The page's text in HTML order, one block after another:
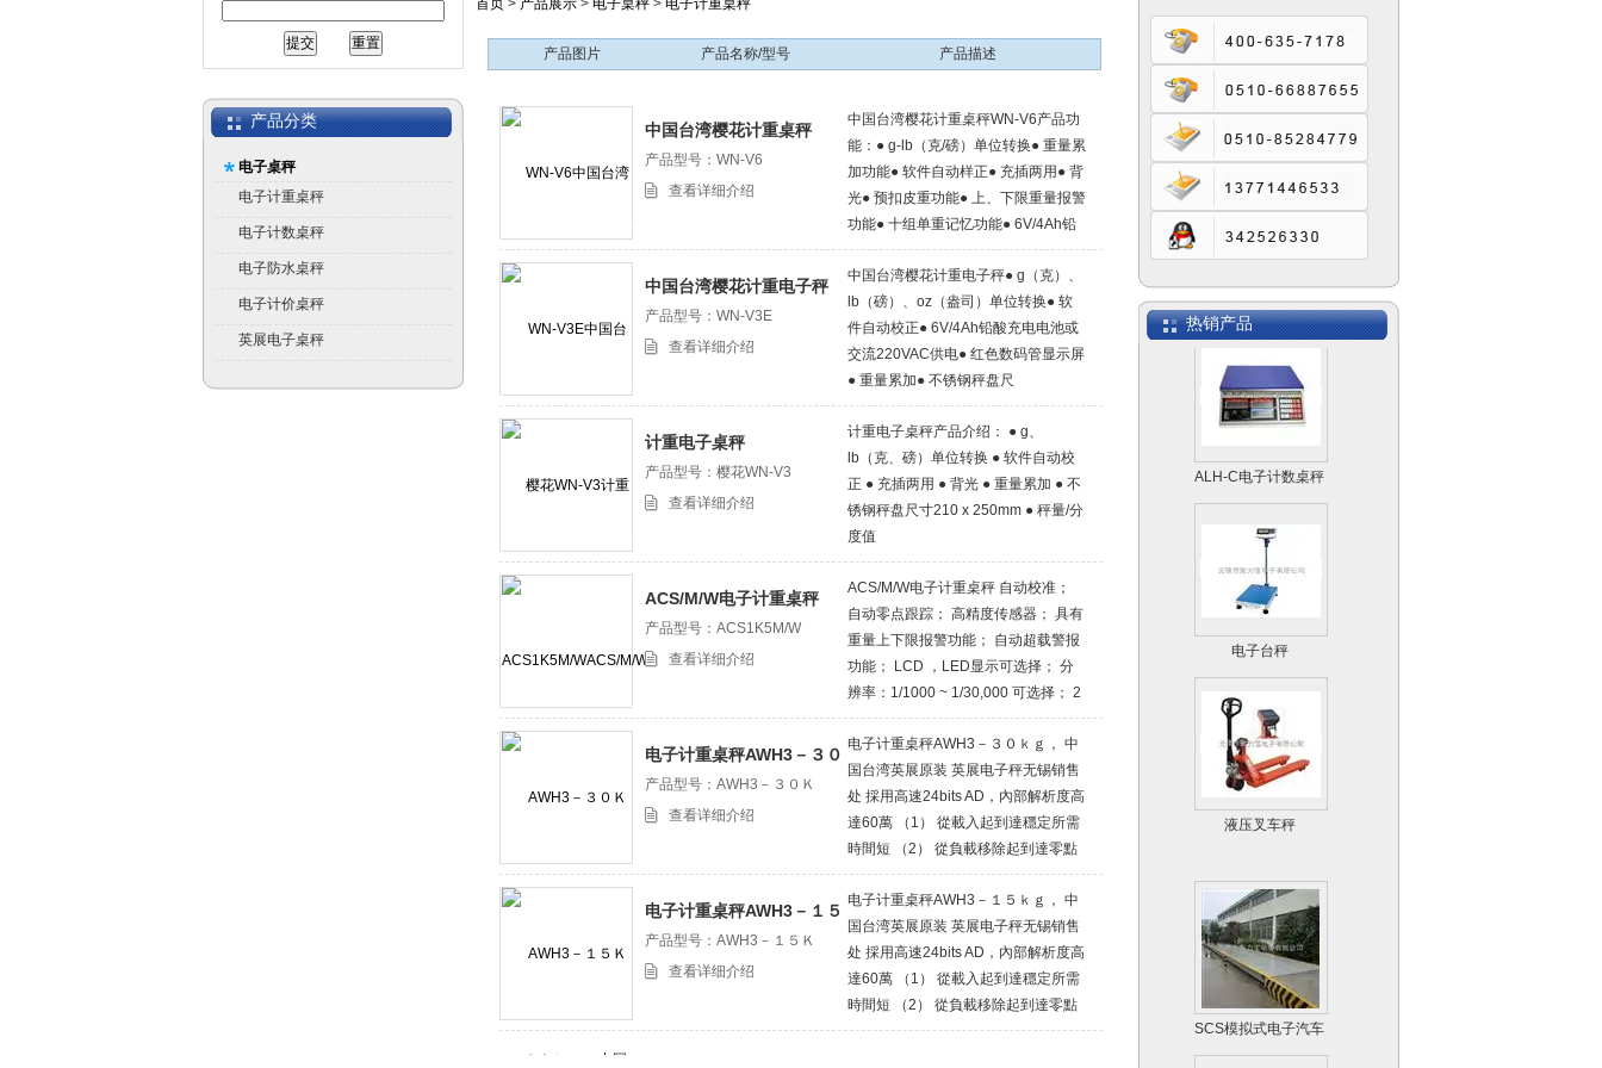
产品分类
电子桌秤
电子计重桌秤
电子计数桌秤
电子防水桌秤
电子计价桌秤
英展电子桌秤
首页 > 产品展示 > 电子桌秤 > 电子计重桌秤
产品图片 产品名称/型号 产品描述
中国台湾樱花计重桌秤
产品型号：WN-V6
查看详细介绍
中国台湾樱花计重桌秤WN-V6产品功
能：● g-lb（克/磅）单位转换● 重量累
加功能● 软件自动样正● 充插两用● 背
光● 预扣皮重功能● 上、下限重量报警
功能● 十组单重记忆功能● 6V/4Ah铅
酸充电电池或交流220VAC供电● 6位
液晶显示+背光● 230*310mm超大●可
选配：三色警示灯
中国台湾樱花计重电子秤
产品型号：WN-V3E
查看详细介绍
中国台湾樱花计重电子秤● g（克）、
lb（磅）、oz（盎司）单位转换● 软
件自动校正● 6V/4Ah铅酸充电电池或
交流220VAC供电● 红色数码管显示屏
● 重量累加● 不锈钢秤盘尺
寸:210*250mm● 秤量/分度值● 选配
RS-232电脑串行接口可选配电脑接口
或连接票据打印机
计重电子桌秤
产品型号：樱花WN-V3
查看详细介绍
计重电子桌秤产品介绍： ● g、
lb（克、磅）单位转换 ● 软件自动校
正 ● 充插两用 ● 背光 ● 重量累加 ● 不
锈钢秤盘尺寸210 x 250mm ● 秤量/分
度值
ACS/M/W电子计重桌秤
产品型号：ACS1K5M/W
查看详细介绍
ACS/M/W电子计重桌秤 自动校准；
自动零点跟踪； 高精度传感器； 具有
重量上下限报警功能； 自动超载警报
功能； LCD ，LED显示可选择； 分
辨率：1/1000 ~ 1/30,000 可选择； 2
种电源方式：6V4AH 可充电电池，
AC/DC 12V/500mA 变压器。
电子计重桌秤AWH3－３０
ｋｇ， 中国台湾英展原装
产品型号：AWH3－３０Ｋ
查看详细介绍
电子计重桌秤AWH3－３０ｋｇ， 中
国台湾英展原装 英展电子秤无锡销售
处 採用高速24bits AD，內部解析度高
達60萬 （1） 從載入起到達穩定所需
時間短 （2） 從負載移除起到達零點
之速度快，無殘留 （3） 零點、扣重
鍵啟動之反應速度快 ．
电子计重桌秤AWH3－１５
ｋｇ， 中国台湾英展原装
产品型号：AWH3－１５Ｋ
查看详细介绍
电子计重桌秤AWH3－１５ｋｇ， 中
国台湾英展原装 英展电子秤无锡销售
处 採用高速24bits AD，內部解析度高
達60萬 （1） 從載入起到達穩定所需
時間短 （2） 從負載移除起到達零點
之速度快，無殘留 （3） 零點、扣重
热销产品
Scout Pro便携式天
平系列
Explorer Pro专业型
天平天平系列
ALH-C电子计数桌秤
电子台秤
液压叉车秤
SCS模拟式电子汽车